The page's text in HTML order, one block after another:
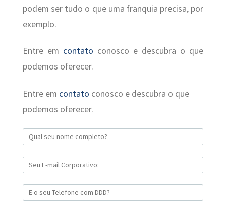
podem ser tudo o que uma franquia precisa, por
exemplo.
Entre em contato conosco e descubra o que
podemos oferecer.
Entre em contato conosco e descubra o que
podemos oferecer.